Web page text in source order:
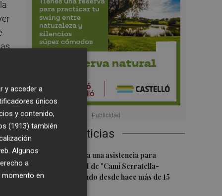
Últimas Noticias
1Burriana impulsa una asistencia para
completar el PAI de "Camí Serratella-
Marge", paralizado desde hace más de 15
y acceder a
únicos
y contenido,
(1913) también
Algunos
a
momento en